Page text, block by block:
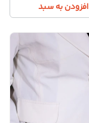
افزودن به سبد